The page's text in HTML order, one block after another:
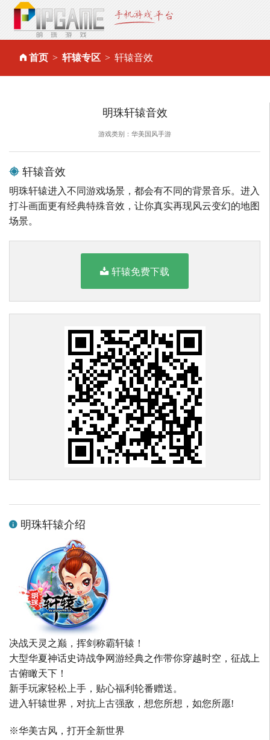
首页 轩辕专区 轩辕音效
明珠轩辕音效
游戏类别：华美国风手游
轩辕音效
明珠轩辕进入不同游戏场景，都会有不同的背景音乐。进入
打斗画面更有经典特殊音效，让你真实再现风云变幻的地图
场景。
轩辕免费下载
明珠轩辕介绍
决战天灵之巅，挥剑称霸轩辕！
大型华夏神话史诗战争网游经典之作带你穿越时空，征战上
古俯瞰天下！
新手玩家轻松上手，贴心福利轮番赠送。
进入轩辕世界，对抗上古强敌，想您所想，如您所愿!
※华美古风，打开全新世界